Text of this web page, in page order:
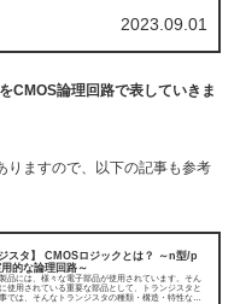
2023.09.01
CMOS論理回路で表していきま
りますので、以下の記事も参考
スタ】 CMOSロジックとは？ ～n型/p
的な論理回路～
品には、様々な電子部品が使用されています。そん
使用されている重要な部品として、トランジスタと
では、そんなトランジスタの種類・構造・特性など